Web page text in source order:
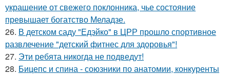
украшение от свежего поклонника, чье состояние
превышает богатство Меладзе.
26. В детском саду "Едэйко" в ЦРР прошло спортивное
развлечение "детский фитнес для здоровья"!
27. Эти ребята никогда не подведут!
28. Бицепс и спина - союзники по анатомии, конкуренты